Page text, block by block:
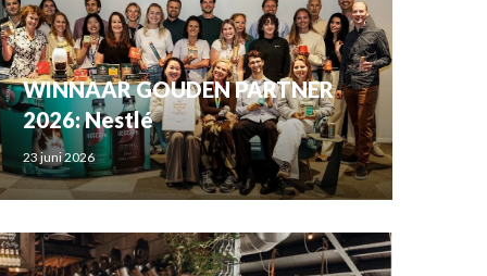
WINNAAR GOUDEN PARTNER
2026: Nestlé
23 juni 2026